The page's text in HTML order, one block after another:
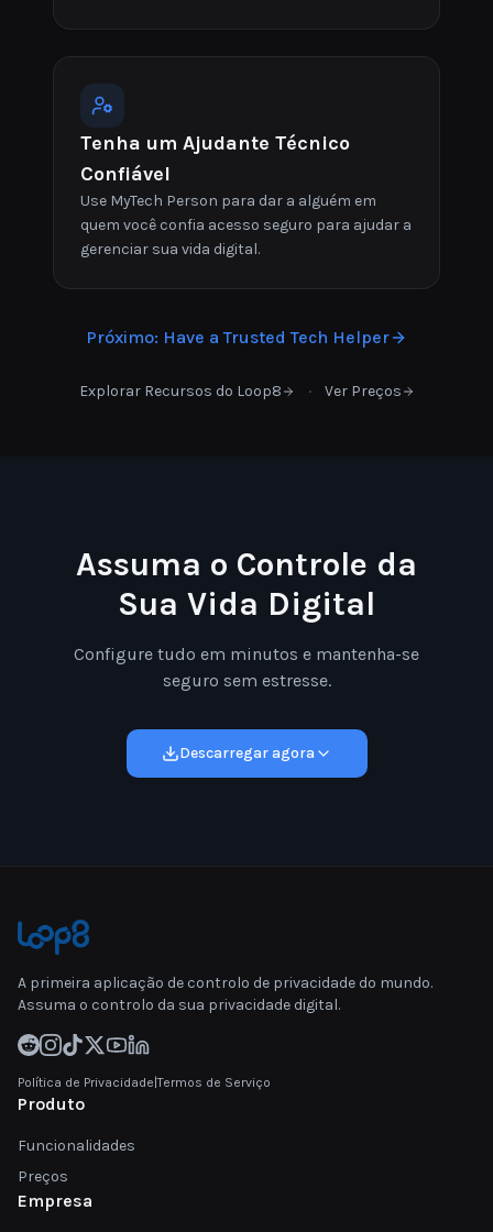
Tenha um Ajudante Técnico
Confiável
Use MyTech Person para dar a alguém em
quem você confia acesso seguro para ajudar a
gerenciar sua vida digital.
Próximo: Have a Trusted Tech Helper
Explorar Recursos do Loop8 · Ver Preços
Assuma o Controle da
Sua Vida Digital
Configure tudo em minutos e mantenha-se
seguro sem estresse.
Descarregar agora
A primeira aplicação de controlo de privacidade do mundo.
Assuma o controlo da sua privacidade digital.
Política de Privacidade |Termos de Serviço
Produto
Funcionalidades
Preços
Empresa